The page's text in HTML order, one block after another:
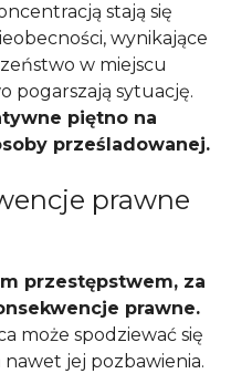
stają się
wynikające
w miejscu
pogarszają sytuację.
piętno na
prześladowanej.
prawne
przestępstwem, za
prawne.
może spodziewać się
jej pozbawienia.